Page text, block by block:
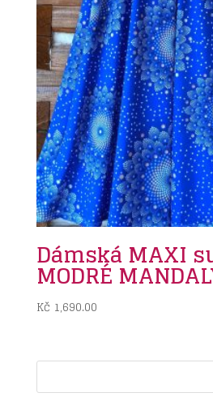
Dámská MAXI
MODRÉ
Kč 1,690.00